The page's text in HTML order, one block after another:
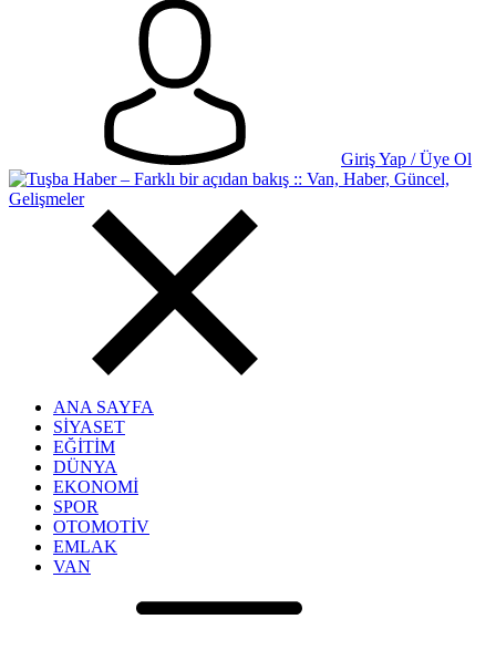
Giriş Yap / Üye Ol
ANA SAYFA
SİYASET
EĞİTİM
DÜNYA
EKONOMİ
SPOR
OTOMOTİV
EMLAK
VAN